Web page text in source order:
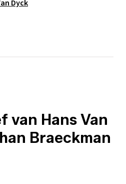
Dyck
van Hans Van
Braeckman